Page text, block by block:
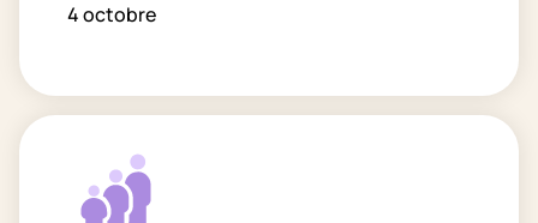
4 octobre